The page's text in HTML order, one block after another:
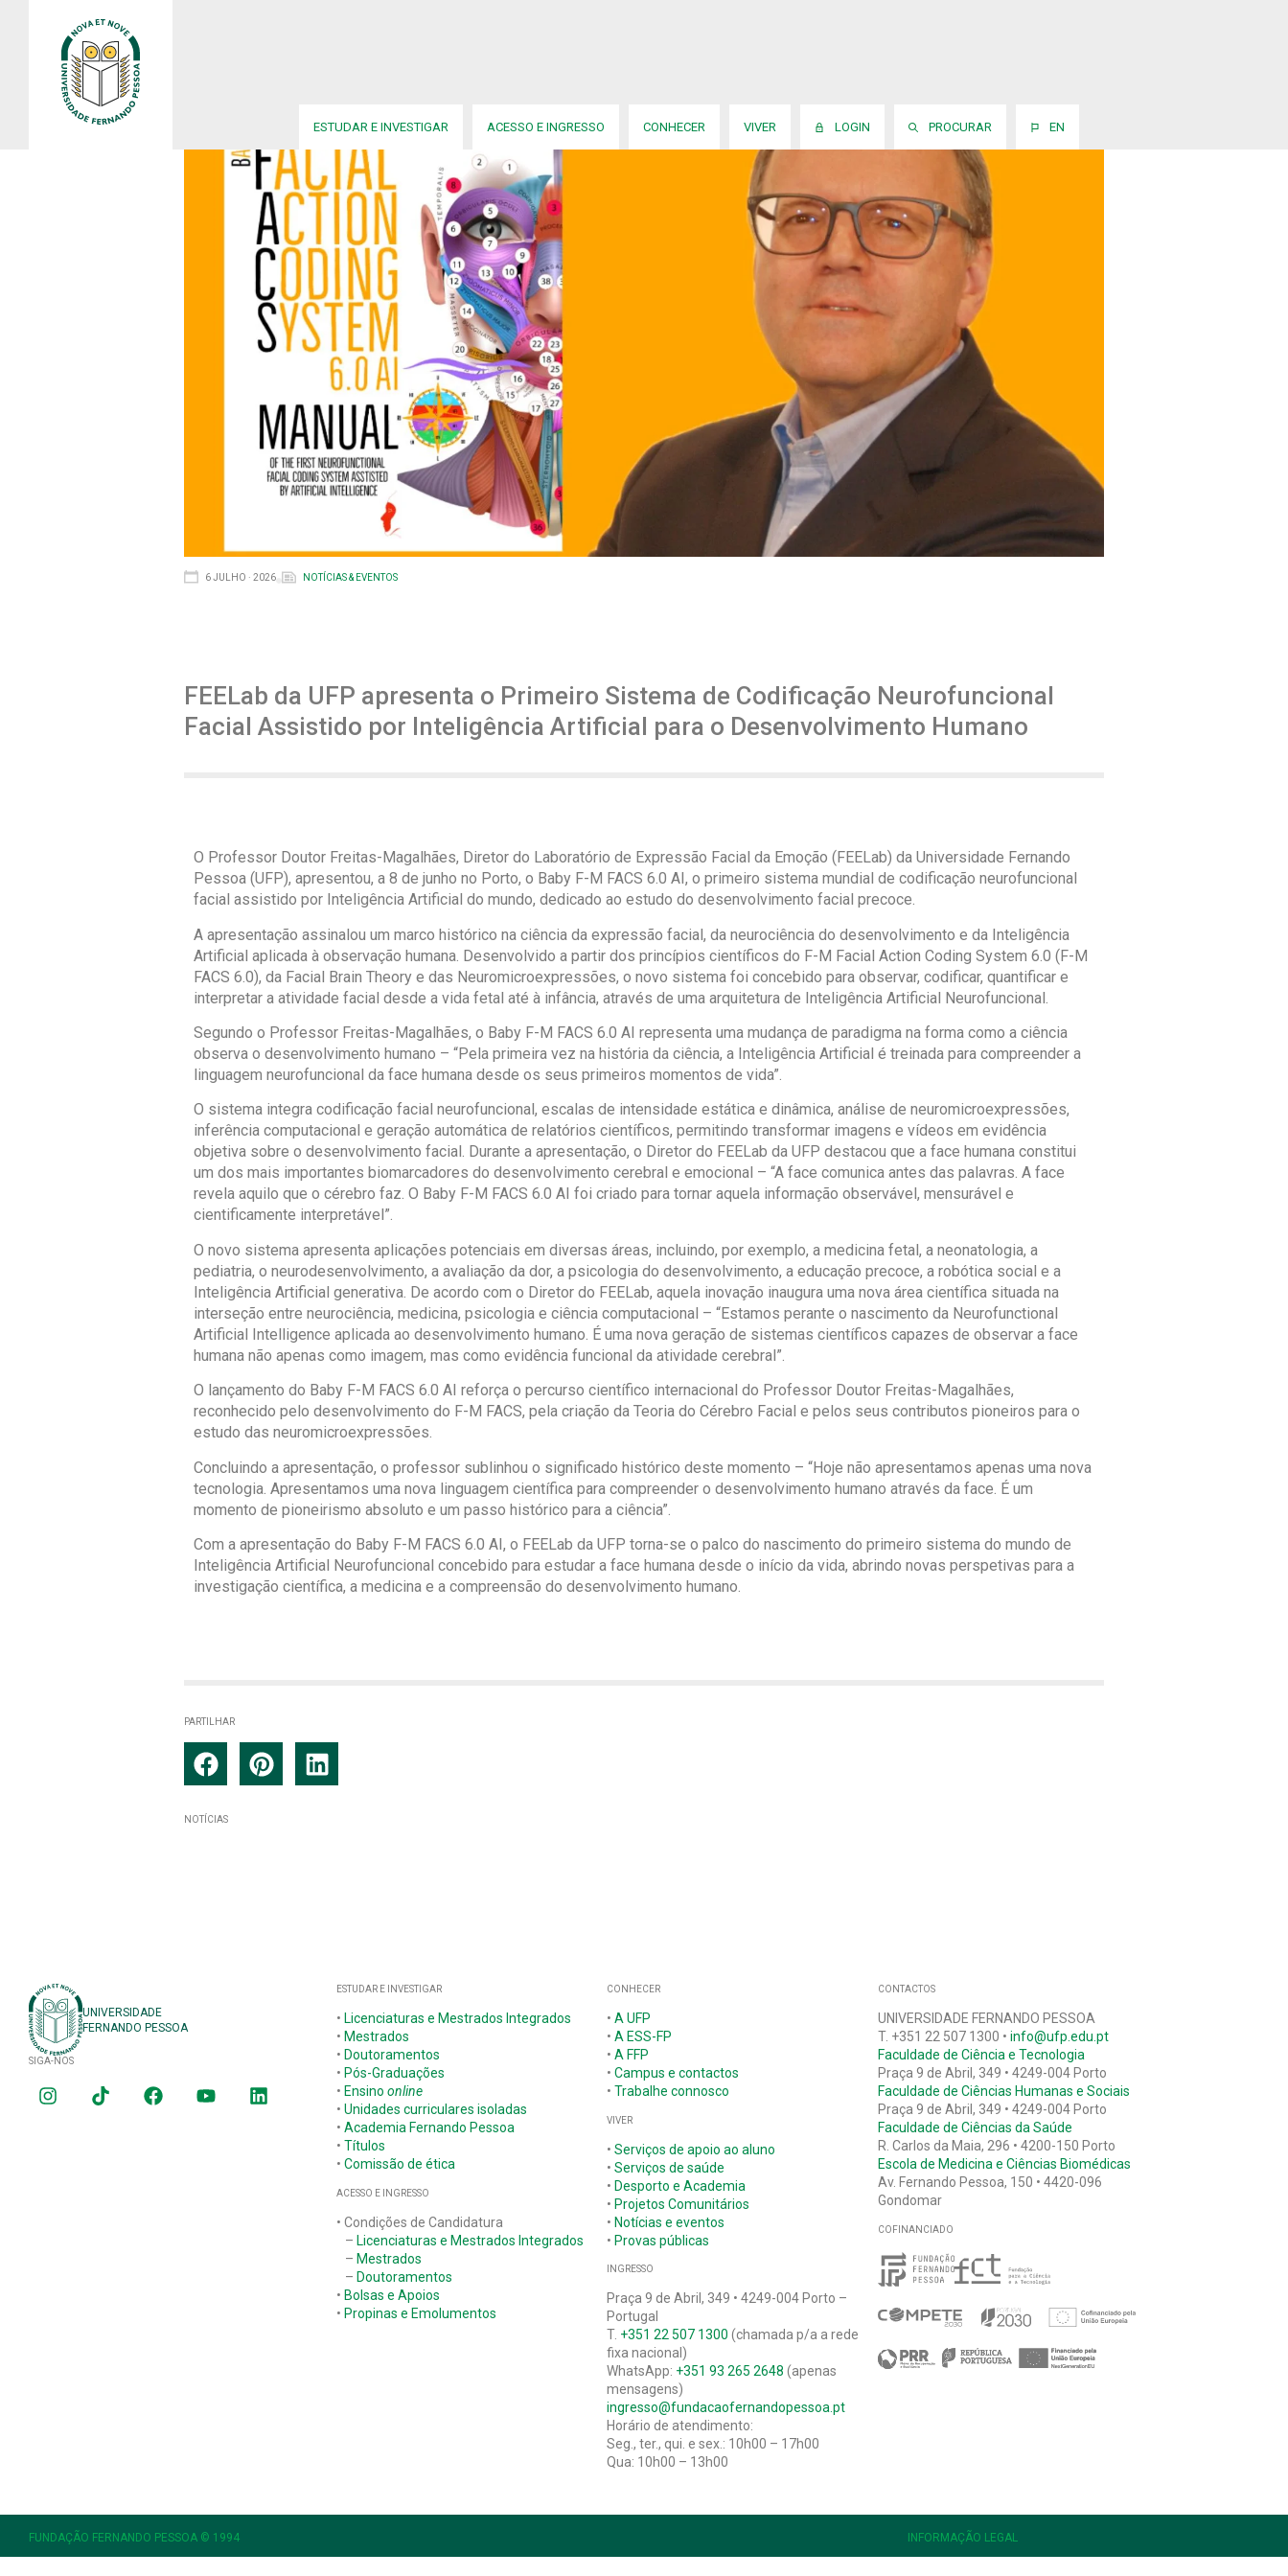
ESTUDAR E INVESTIGAR ACESSO E INGRESSO CONHECER VIVER LOGIN PROCURAR EN
6 JULHO · 2026 NOTÍCIAS & EVENTOS
FEELab da UFP apresenta o Primeiro Sistema de Codificação Neurofuncional
Facial Assistido por Inteligência Artificial para o Desenvolvimento Humano
O Professor Doutor Freitas-Magalhães, Diretor do Laboratório de Expressão Facial da Emoção (FEELab) da Universidade Fernando
Pessoa (UFP), apresentou, a 8 de junho no Porto, o Baby F-M FACS 6.0 AI, o primeiro sistema mundial de codificação neurofuncional
facial assistido por Inteligência Artificial do mundo, dedicado ao estudo do desenvolvimento facial precoce.
A apresentação assinalou um marco histórico na ciência da expressão facial, da neurociência do desenvolvimento e da Inteligência
Artificial aplicada à observação humana. Desenvolvido a partir dos princípios científicos do F-M Facial Action Coding System 6.0 (F-M
FACS 6.0), da Facial Brain Theory e das Neuromicroexpressões, o novo sistema foi concebido para observar, codificar, quantificar e
interpretar a atividade facial desde a vida fetal até à infância, através de uma arquitetura de Inteligência Artificial Neurofuncional.
Segundo o Professor Freitas-Magalhães, o Baby F-M FACS 6.0 AI representa uma mudança de paradigma na forma como a ciência
observa o desenvolvimento humano – “Pela primeira vez na história da ciência, a Inteligência Artificial é treinada para compreender a
linguagem neurofuncional da face humana desde os seus primeiros momentos de vida”.
O sistema integra codificação facial neurofuncional, escalas de intensidade estática e dinâmica, análise de neuromicroexpressões,
inferência computacional e geração automática de relatórios científicos, permitindo transformar imagens e vídeos em evidência
objetiva sobre o desenvolvimento facial. Durante a apresentação, o Diretor do FEELab da UFP destacou que a face humana constitui
um dos mais importantes biomarcadores do desenvolvimento cerebral e emocional – “A face comunica antes das palavras. A face
revela aquilo que o cérebro faz. O Baby F-M FACS 6.0 AI foi criado para tornar aquela informação observável, mensurável e
cientificamente interpretável”.
O novo sistema apresenta aplicações potenciais em diversas áreas, incluindo, por exemplo, a medicina fetal, a neonatologia, a
pediatria, o neurodesenvolvimento, a avaliação da dor, a psicologia do desenvolvimento, a educação precoce, a robótica social e a
Inteligência Artificial generativa. De acordo com o Diretor do FEELab, aquela inovação inaugura uma nova área científica situada na
interseção entre neurociência, medicina, psicologia e ciência computacional – “Estamos perante o nascimento da Neurofunctional
Artificial Intelligence aplicada ao desenvolvimento humano. É uma nova geração de sistemas científicos capazes de observar a face
humana não apenas como imagem, mas como evidência funcional da atividade cerebral”.
O lançamento do Baby F-M FACS 6.0 AI reforça o percurso científico internacional do Professor Doutor Freitas-Magalhães,
reconhecido pelo desenvolvimento do F-M FACS, pela criação da Teoria do Cérebro Facial e pelos seus contributos pioneiros para o
estudo das neuromicroexpressões.
Concluindo a apresentação, o professor sublinhou o significado histórico deste momento – “Hoje não apresentamos apenas uma nova
tecnologia. Apresentamos uma nova linguagem científica para compreender o desenvolvimento humano através da face. É um
momento de pioneirismo absoluto e um passo histórico para a ciência”.
Com a apresentação do Baby F-M FACS 6.0 AI, o FEELab da UFP torna-se o palco do nascimento do primeiro sistema do mundo de
Inteligência Artificial Neurofuncional concebido para estudar a face humana desde o início da vida, abrindo novas perspetivas para a
investigação científica, a medicina e a compreensão do desenvolvimento humano.
PARTILHAR
NOTÍCIAS
UNIVERSIDADE
FERNANDO PESSOA
SIGA-NOS
ESTUDAR E INVESTIGAR
• Licenciaturas e Mestrados Integrados
• Mestrados
• Doutoramentos
• Pós-Graduações
• Ensino online
• Unidades curriculares isoladas
• Academia Fernando Pessoa
• Títulos
• Comissão de ética
ACESSO E INGRESSO
• Condições de Candidatura
– Licenciaturas e Mestrados Integrados
– Mestrados
– Doutoramentos
• Bolsas e Apoios
• Propinas e Emolumentos
CONHECER
•A UFP
•A ESS-FP
•A FFP
•Campus e contactos
•Trabalhe connosco
VIVER
•Serviços de apoio ao aluno
•Serviços de saúde
• Desporto e Academia
• Projetos Comunitários
• Notícias e eventos
• Provas públicas
INGRESSO
Praça 9 de Abril, 349 • 4249-004 Porto –
Portugal
T. +351 22 507 1300 (chamada p/a a rede
fixa nacional)
WhatsApp: +351 93 265 2648 (apenas
mensagens)
ingresso@fundacaofernandopessoa.pt
Horário de atendimento:
Seg., ter., qui. e sex.: 10h00 – 17h00
Qua: 10h00 – 13h00
CONTACTOS
UNIVERSIDADE FERNANDO PESSOA
T. +351 22 507 1300 • info@ufp.edu.pt
Faculdade de Ciência e Tecnologia
Praça 9 de Abril, 349 • 4249-004 Porto
Faculdade de Ciências Humanas e Sociais
Praça 9 de Abril, 349 • 4249-004 Porto
Faculdade de Ciências da Saúde
R. Carlos da Maia, 296 • 4200-150 Porto
Escola de Medicina e Ciências Biomédicas
Av. Fernando Pessoa, 150 • 4420-096
Gondomar
COFINANCIADO
FUNDAÇÃO FERNANDO PESSOA © 1994 INFORMAÇÃO LEGAL